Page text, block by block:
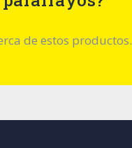
de estos productos.